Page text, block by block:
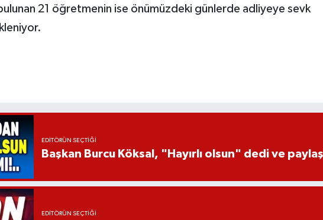
21 öğretmenin ise önümüzdeki günlerde adliyeye sevk
EDITÖRÜN SEÇTIĞI
Başkan Burcu Köksal, "Hayırlı olsun" dedi ve
EDITÖRÜN SEÇTIĞI